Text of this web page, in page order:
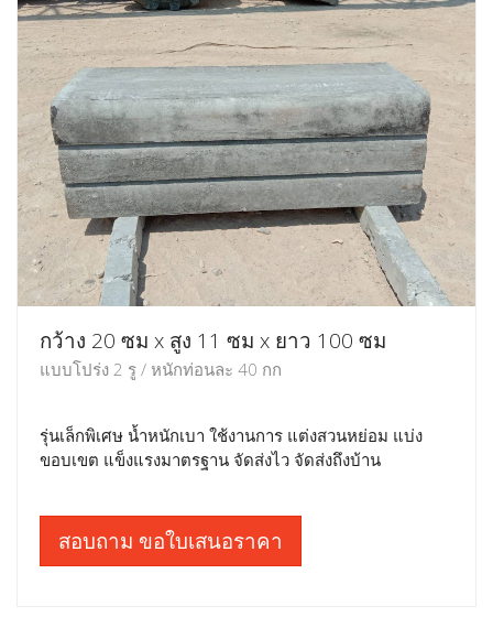
กว้าง 20 ซม x สูง 11 ซม x ยาว 100 ซม
แบบโปร่ง 2 รู / หนักท่อนละ 40 กก
รุ่นเล็กพิเศษ น้ำหนักเบา ใช้งานการ แต่งสวนหย่อม แบ่ง
ขอบเขต แข็งแรงมาตรฐาน จัดส่งไว จัดส่งถึงบ้าน
สอบถาม ขอใบเสนอราคา